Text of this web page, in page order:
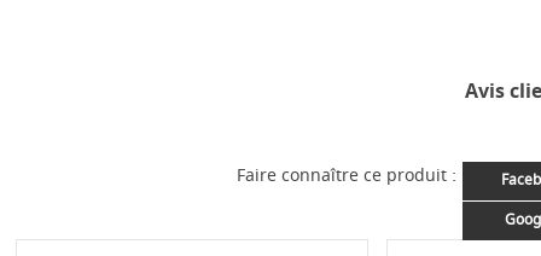
Avis
Faire connaître ce produit :